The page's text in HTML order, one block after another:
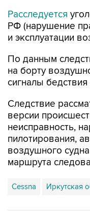
Расследуется
РФ (нарушение
и эксплуатации
По данным
на борту
сигналы
Следствие
версии
неисправность,
пилотирования,
воздушного
маршрута
Cessna Иркутская